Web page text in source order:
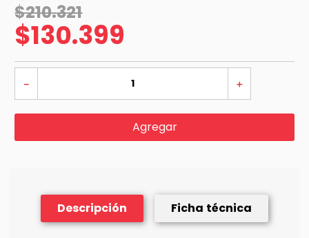
$210.321
$130.399
＋
－
Agregar
Descripción Ficha técnica